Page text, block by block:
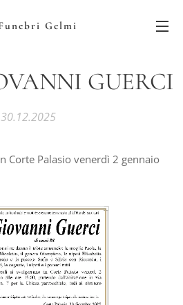
Gelmi
GUERCI
30.12.2025
Corte Palasio venerdì 2 gennaio